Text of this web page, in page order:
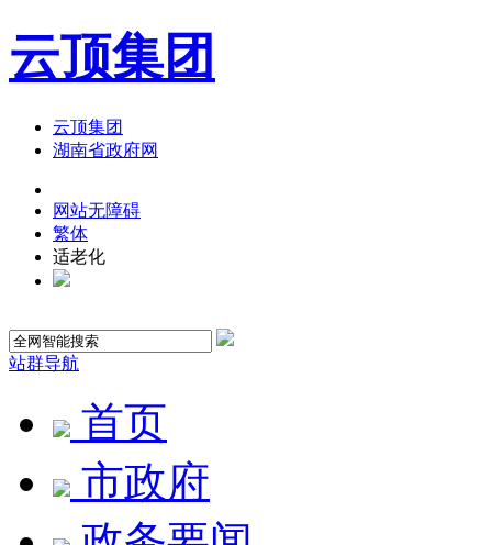
云顶集团
云顶集团
湖南省政府网
网站无障碍
繁体
适老化
站群导航
首页
市政府